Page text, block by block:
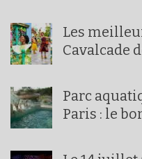
Les
Cavalcade
Parc
Paris : le